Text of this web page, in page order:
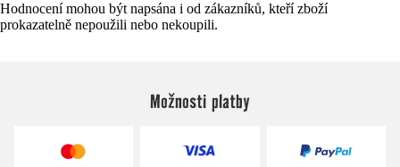
Hodnocení mohou být napsána i od zákazníků, kteří zboží
prokazatelně nepoužili nebo nekoupili.
Možnosti platby